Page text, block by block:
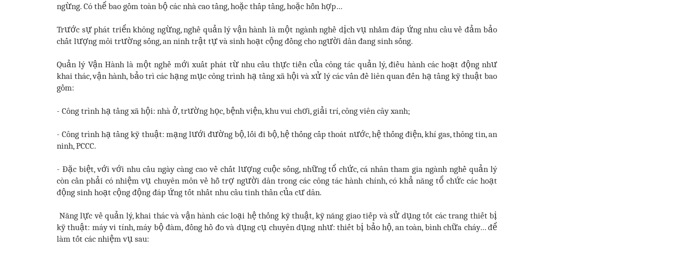
ngừng. Có thể bao gồm toàn bộ các nhà cao tầng, hoặc thấp tầng, hoặc hỗn hợp…
Trước sự phát triển không ngừng, nghề quản lý vận hành là một ngành nghề dịch vụ nhằm đáp ứng nhu cầu về đảm bảo
chất lượng môi trường sống, an ninh trật tự và sinh hoạt cộng đồng cho người dân đang sinh sống.
Quản lý Vận Hành là một nghề mới xuất phát từ nhu cầu thực tiễn của công tác quản lý, điều hành các hoạt động như
khai thác, vận hành, bảo trì các hạng mục công trình hạ tầng xã hội và xử lý các vấn đề liên quan đến hạ tầng kỹ thuật bao
gồm:
- Công trình hạ tầng xã hội: nhà ở, trường học, bệnh viện, khu vui chơi, giải trí, công viên cây xanh;
-Công trình hạ tầng kỹ thuật: mạng lưới đường bộ, lối đi bộ, hệ thống cấp thoát nước, hệ thống điện, khí gas, thông tin, an
ninh, PCCC.
- Đặc biệt, với với nhu cầu ngày càng cao về chất lượng cuộc sống, những tổ chức, cá nhân tham gia ngành nghề quản lý
còn cần phải có nhiệm vụ chuyên môn về hỗ trợ người dân trong các công tác hành chính, có khả năng tổ chức các hoạt
động sinh hoạt cộng động đáp ứng tốt nhất nhu cầu tinh thần của cư dân.
Năng lực về quản lý, khai thác và vận hành các loại hệ thống kỹ thuật, kỹ năng giao tiếp và sử dụng tốt các trang thiết bị
kỹ thuật: máy vi tính, máy bộ đàm, đồng hồ đo và dụng cụ chuyên dụng như: thiết bị bảo hộ, an toàn, bình chữa cháy… để
làm tốt các nhiệm vụ sau: